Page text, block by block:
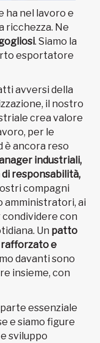
ha nel lavoro e
ricchezza. Ne
. Siamo la
esportatore
avversi della
il nostro
crea valore
per le
è ancora reso
industriali,
responsabilità,
compagni
amministratori, ai
condividere con
Un patto
rafforzato e
davanti sono
insieme, con
essenziale
e siamo figure
sviluppo